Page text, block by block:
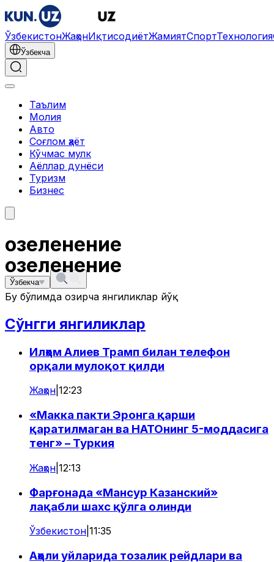
ЎзбекистонЖаҳонИқтисодиётЖамиятСпортТехнология
Ўзбекча
Таълим
Молия
Авто
Соғлом ҳаёт
Кўчмас мулк
Аёллар дунёси
Туризм
Бизнес
озеленение
Ўзбекча
озеленение
Бу бўлимда ҳозирча янгиликлар йўқ
Сўнгги янгиликлар
Илҳом Алиев Трамп билан телефон
орқали мулоқот қилди
Жаҳон 12:23
«Макка пакти Эронга қарши
қаратилмаган ва НАТОнинг 5-моддасига
тенг» – Туркия
Жаҳон 12:13
Фарғонада «Мансур Казанский»
лақабли шахс қўлга олинди
Ўзбекистон 11:35
Аҳоли уйларида тозалик рейдлари ва